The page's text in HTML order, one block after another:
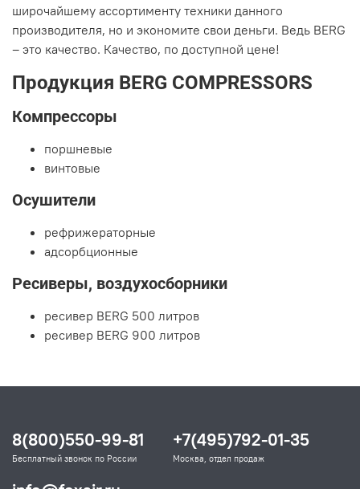
широчайшему ассортименту техники данного
производителя, но и экономите свои деньги. Ведь BERG
– это качество. Качество, по доступной цене!
Продукция BERG COMPRESSORS
Компрессоры
поршневые
винтовые
Осушители
рефрижераторные
адсорбционные
Ресиверы, воздухосборники
ресивер BERG 500 литров
ресивер BERG 900 литров
8(800)550-99-81
Бесплатный звонок по России
+7(495)792-01-35
Москва, отдел продаж